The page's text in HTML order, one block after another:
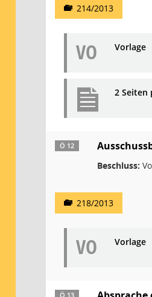
214/2013
VO Vorlage
2 Seiten
Ö 12
Beschluss:
218/2013
VO Vorlage
Ö 13